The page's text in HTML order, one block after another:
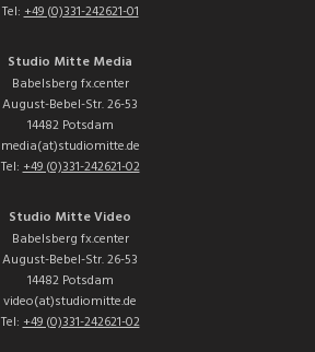
Tel:+49 (0)331-242621-01
Studio Mitte Media
Babelsberg fx.center
August-Bebel-Str. 26-53
14482 Potsdam
media(at)studiomitte.de
Tel:+49 (0)331-242621-02
Studio Mitte Video
Babelsberg fx.center
August-Bebel-Str. 26-53
14482 Potsdam
video(at)studiomitte.de
Tel:+49 (0)331-242621-02